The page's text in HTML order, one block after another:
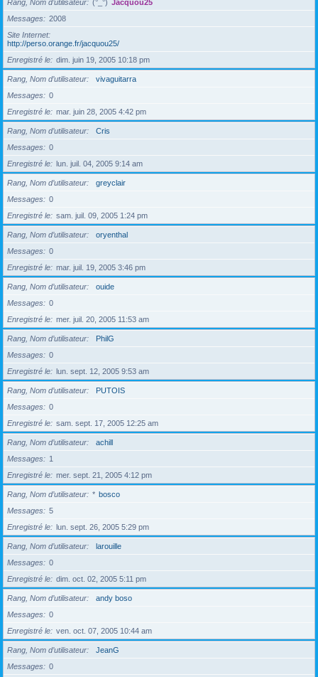
Rang, Nom d’utilisateur (°_°) Jacquou25
Messages
2008
Site Internet
http://perso.orange.fr/jacquou25/
Enregistré le
dim. juin 19, 2005 10:18 pm
Rang, Nom d’utilisateur
vivaguitarra
Messages
0
Enregistré le
mar. juin 28, 2005 4:42 pm
Rang, Nom d’utilisateur
Cris
Messages
0
Enregistré le
lun. juil. 04, 2005 9:14 am
Rang, Nom d’utilisateur
greyclair
Messages
0
Enregistré le
sam. juil. 09, 2005 1:24 pm
Rang, Nom d’utilisateur
oryenthal
Messages
0
Enregistré le
mar. juil. 19, 2005 3:46 pm
Rang, Nom d’utilisateur
ouide
Messages
0
Enregistré le
mer. juil. 20, 2005 11:53 am
Rang, Nom d’utilisateur
PhilG
Messages
0
Enregistré le
lun. sept. 12, 2005 9:53 am
Rang, Nom d’utilisateur
PUTOIS
Messages
0
Enregistré le
sam. sept. 17, 2005 12:25 am
Rang, Nom d’utilisateur
achill
Messages
1
Enregistré le
mer. sept. 21, 2005 4:12 pm
Rang, Nom d’utilisateur * bosco
Messages
5
Enregistré le
lun. sept. 26, 2005 5:29 pm
Rang, Nom d’utilisateur
larouille
Messages
0
Enregistré le
dim. oct. 02, 2005 5:11 pm
Rang, Nom d’utilisateur
andy boso
Messages
0
Enregistré le
ven. oct. 07, 2005 10:44 am
Rang, Nom d’utilisateur
JeanG
Messages
0